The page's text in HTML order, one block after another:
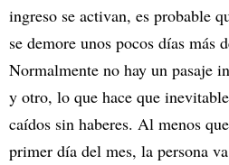
ingreso se activan, es probable
se demore unos pocos días más
Normalmente no hay un pasaje
y otro, lo que hace que
caídos sin haberes. Al menos
primer día del mes, la persona